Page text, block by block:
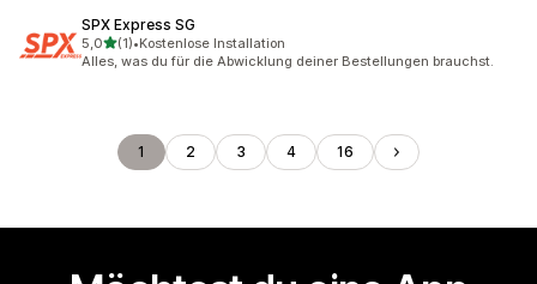
SPX Express SG
5,0von 5 Sternen
(1)
1 Rezensionen insgesamt
•Kostenlose Installation
Alles, was du für die Abwicklung deiner Bestellungen brauchst.
1 2 3 4 16